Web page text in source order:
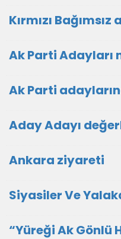
Kırmızı
Ak Parti Adayları
Ak Parti
Aday Adayı
Ankara ziyareti
Siyasiler Ve
“Yüreği Ak Gönlü